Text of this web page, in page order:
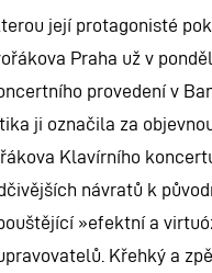
její protagonisté
Praha už v
provedení v
ji označila za
Klavírního
návratů k
»efektní a
Křehký a